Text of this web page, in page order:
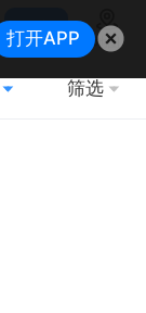
搜索
地图
筛选
打开APP